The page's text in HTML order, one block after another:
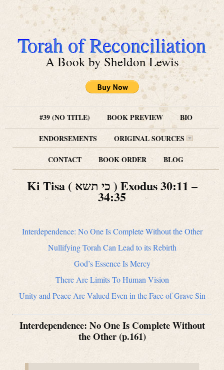
Torah of Reconciliation
A Book by Sheldon Lewis
#39 (NO TITLE) BOOK PREVIEW
BIO
ENDORSEMENTS
ORIGINAL SOURCES
CONTACT
BOOK ORDER BLOG
Ki Tisa ( כי תשא ) Exodus 30:11 –
34:35
Interdependence: No One Is Complete Without the Other
Nullifying Torah Can Lead to its Rebirth
God’s Essence Is Mercy
There Are Limits To Human Vision
Unity and Peace Are Valued Even in the Face of Grave Sin
Interdependence: No One Is Complete Without
the Other (p.161)